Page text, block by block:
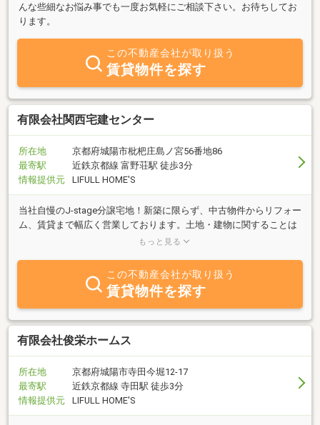
んな些細なお悩み事でも一度お気軽にご相談下さい。お待ちしてお
ります。
この不動産会社が取り扱う
賃貸物件を探す
有限会社関西宅建センター
所在地
京都府城陽市枇杷庄島ノ宮56番地86
最寄駅
近鉄京都線 富野荘駅 徒歩3分
情報提供元
LIFULL HOME'S
当社自慢のJ-stage分譲宅地！新築に限らず、中古物件からリフォー
ム、賃貸まで幅広く営業しております。土地・建物に関することは
まずご相談下さい。条件等が合いましたら買取等も行っておりま
もっと見る
この不動産会社が取り扱う
賃貸物件を探す
有限会社俊栄ホームス
所在地
京都府城陽市寺田今堀12-17
最寄駅
近鉄京都線 寺田駅 徒歩3分
情報提供元
LIFULL HOME'S